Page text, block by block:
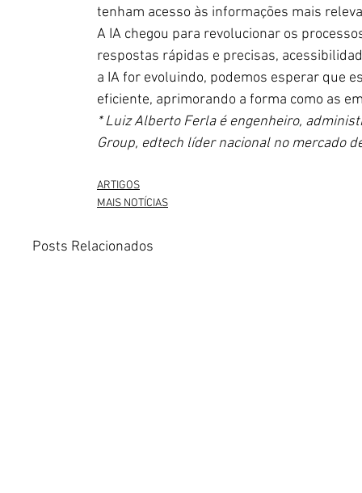
tenham acesso às informações mais
A IA chegou para revolucionar os
respostas rápidas e precisas,
a IA for evoluindo, podemos esperar que
eficiente, aprimorando a forma como as
* Luiz Alberto Ferla é engenheiro,
Group, edtech líder nacional no mercado
ARTIGOS
MAIS NOTÍCIAS
Posts Relacionados